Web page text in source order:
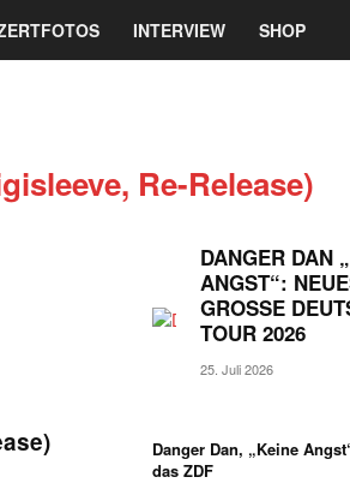
INTERVIEW SHOP
Re-Release)
DANGER DAN
ANGST“:
GROSSE
OUR 2026
25. Juli 2026
Danger Dan, „Keine
das ZDF